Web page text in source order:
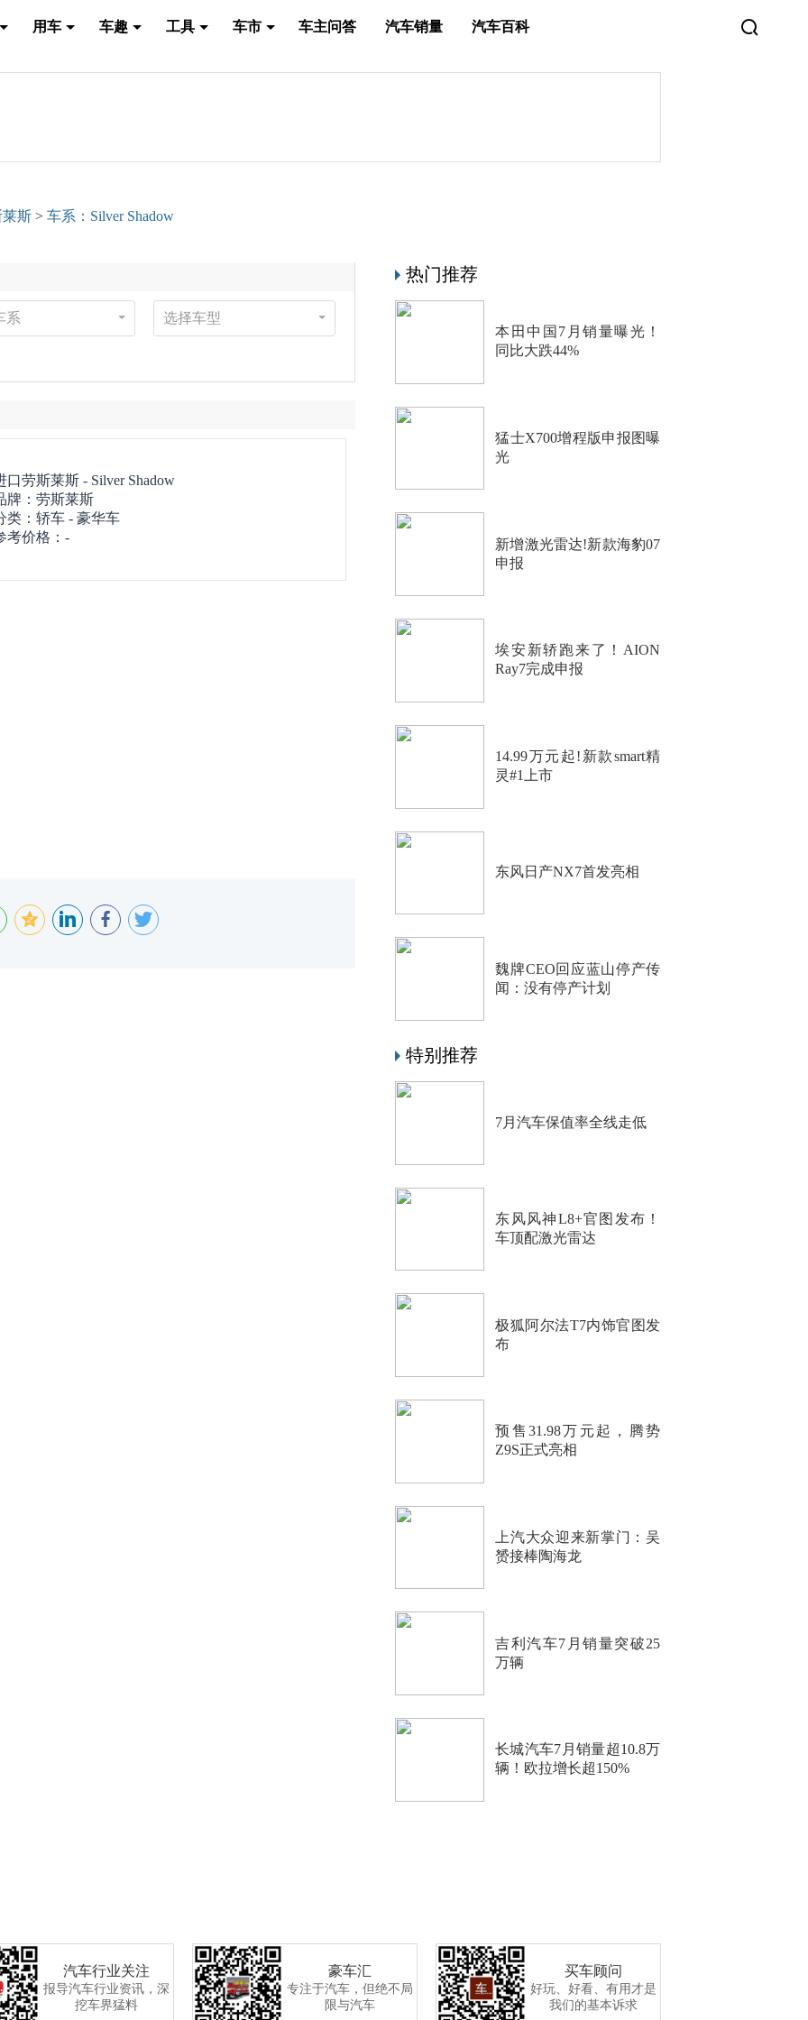
用车 车趣 工具 车市 车主问答 汽车销量 汽车百科
斯 >车系：Silver Shadow
系 选择车型
口劳斯莱斯 - Silver Shadow
牌： 劳斯莱斯
类：轿车 - 豪华车
考价格：-
热门推荐
本田中国7月销量曝光！
同比大跌44%
猛士X700增程版申报图曝
光
新增激光雷达!新款海豹07
申报
埃安新轿跑来了！AION
Ray7完成申报
14.99万元起!新款smart精
灵#1上市
东风日产NX7首发亮相
魏牌CEO回应蓝山停产传
闻：没有停产计划
特别推荐
7月汽车保值率全线走低
东风风神L8+官图发布！
车顶配激光雷达
极狐阿尔法T7内饰官图发
布
预售31.98万元起，腾势
Z9S正式亮相
上汽大众迎来新掌门：吴
赟接棒陶海龙
吉利汽车7月销量突破25
万辆
长城汽车7月销量超10.8万
辆！欧拉增长超150%
汽车行业关注
报导汽车行业资讯，深
挖车界猛料
豪车汇
专注于汽车，但绝不局
限与汽车
买车顾问
好玩、好看、有用才是
我们的基本诉求